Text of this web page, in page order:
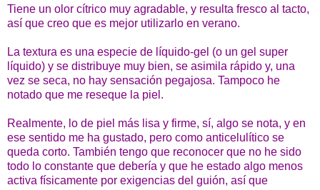
Tiene un olor cítrico muy agradable, y resulta fresco al tacto,
así que creo que es mejor utilizarlo en verano.
La textura es una especie de líquido-gel (o un gel super
líquido) y se distribuye muy bien, se asimila rápido y, una
vez se seca, no hay sensación pegajosa. Tampoco he
notado que me reseque la piel.
Realmente, lo de piel más lisa y firme, sí, algo se nota, y en
ese sentido me ha gustado, pero como anticelulítico se
queda corto. También tengo que reconocer que no he sido
todo lo constante que debería y que he estado algo menos
activa físicamente por exigencias del guión, así que